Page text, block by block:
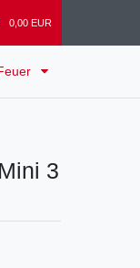
0,00 EUR
3